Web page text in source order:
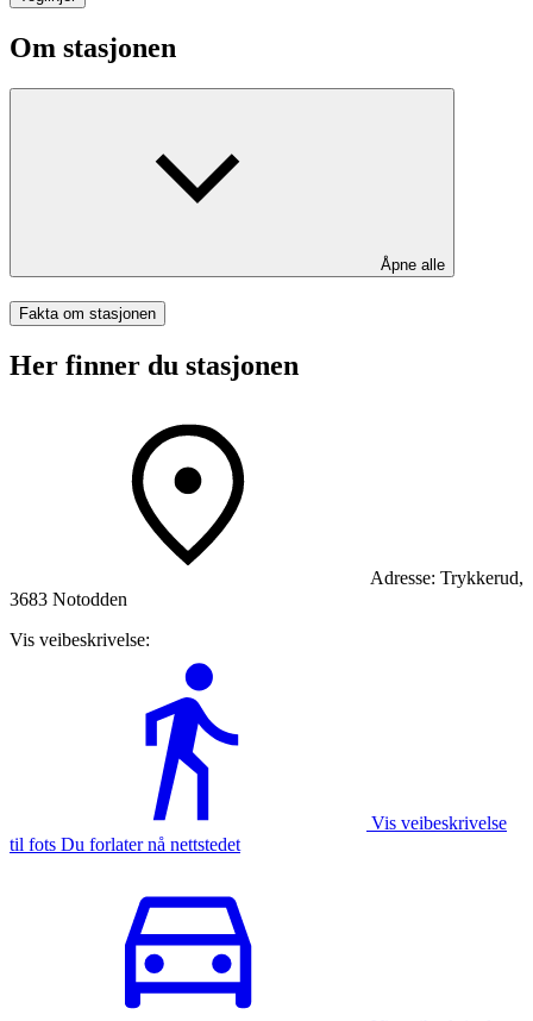
Om stasjonen
Åpne alle
Fakta om stasjonen
Her finner du stasjonen
Adresse: Trykkerud,
3683 Notodden
Vis veibeskrivelse:
Vis veibeskrivelse
til fots Du forlater nå nettstedet